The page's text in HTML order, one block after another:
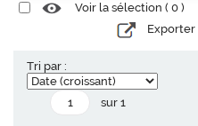
Voir la sélection ( 0 )
Exporter
Tri par :
sur 1